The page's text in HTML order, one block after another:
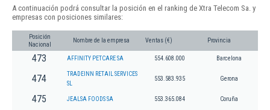
A continuación podrá consultar la posición en el ranking de Xtra Telecom Sa. y
empresas con posiciones similares:
Posición
Nacional
Nombre de la empresa Ventas (€) Provincia
473 AFFINITY PETCARE SA 554.608.000 Barcelona
474
TRADEINN RETAIL SERVICES
SL
553.583.935 Gerona
475 JEALSA FOODS SA 553.365.084 Coruña